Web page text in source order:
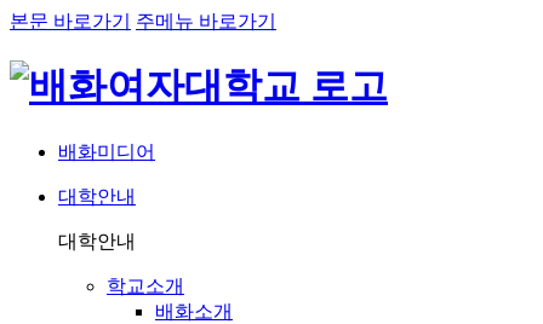
본문 바로가기 주메뉴 바로가기
배화미디어
네비게이션
대학안내
대학안내
학교소개
배화소개